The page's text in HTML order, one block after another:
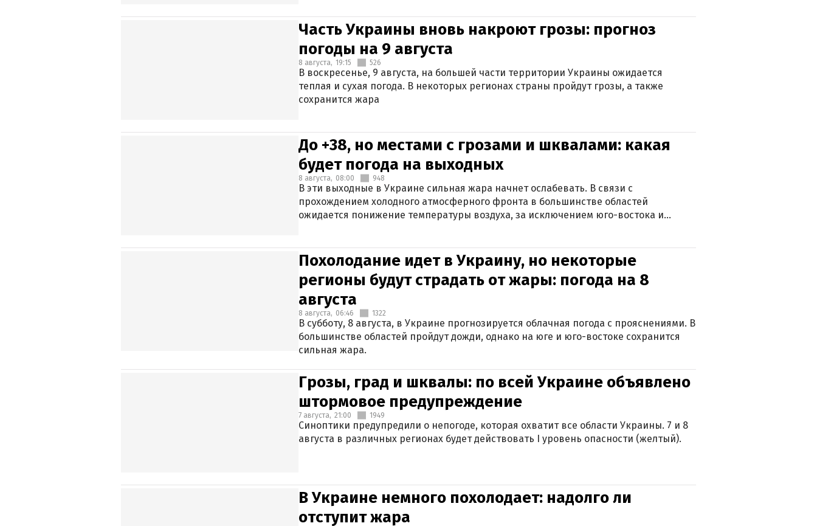
Часть Украины вновь накроют грозы: прогноз
погоды на 9 августа
8 августа, 19:15 526
В воскресенье, 9 августа, на большей части территории Украины ожидается
теплая и сухая погода. В некоторых регионах страны пройдут грозы, а также
сохранится жара
До +38, но местами с грозами и шквалами: какая
будет погода на выходных
8 августа, 08:00 948
В эти выходные в Украине сильная жара начнет ослабевать. В связи с
прохождением холодного атмосферного фронта в большинстве областей
ожидается понижение температуры воздуха, за исключением юго-востока и
Похолодание идет в Украину, но некоторые
регионы будут страдать от жары: погода на 8
августа
8 августа, 06:46 1322
В субботу, 8 августа, в Украине прогнозируется облачная погода с прояснениями. В
большинстве областей пройдут дожди, однако на юге и юго-востоке сохранится
сильная жара.
Грозы, град и шквалы: по всей Украине объявлено
штормовое предупреждение
7 августа, 21:00 1949
Синоптики предупредили о непогоде, которая охватит все области Украины. 7 и 8
августа в различных регионах будет действовать I уровень опасности (желтый).
В Украине немного похолодает: надолго ли
отступит жара